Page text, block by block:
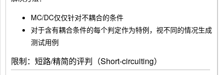
MC/DC仅仅针对不耦合的条件
对于含有耦合条件的每个判定作为特例，视不同的情况生成
测试用例
限制：短路/精简的评判（Short-circuiting）